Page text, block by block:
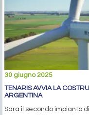
30 giugno 2025
TENARIS AVVIA LA
ARGENTINA
Sarà il secondo impianto